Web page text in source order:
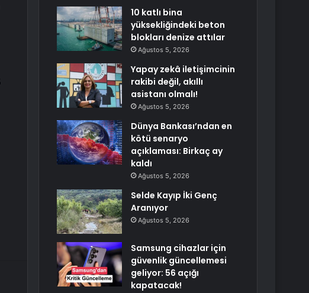
10 katlı bina
yüksekliğindeki beton
blokları denize attılar
Ağustos 5, 2026
Yapay zekâ iletişimcinin
rakibi değil, akıllı
asistanı olmalı!
Ağustos 5, 2026
Dünya Bankası’ndan en
kötü senaryo
açıklaması: Birkaç ay
kaldı
Ağustos 5, 2026
Selde Kayıp İki Genç
Aranıyor
Ağustos 5, 2026
Samsung cihazlar için
güvenlik güncellemesi
geliyor: 56 açığı
kapatacak!